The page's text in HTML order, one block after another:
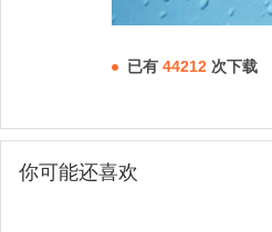
已有 44212 次下载
你可能还喜欢